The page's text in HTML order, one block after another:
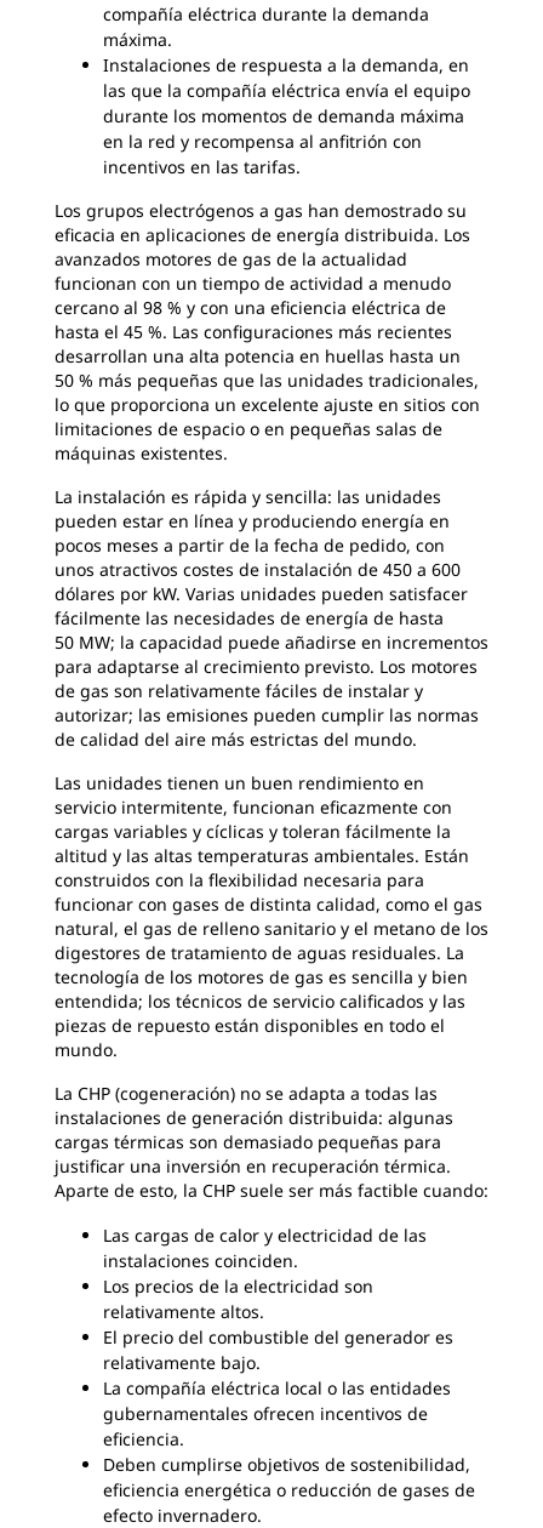
compañía eléctrica durante la demanda
máxima.
Instalaciones de respuesta a la demanda, en
las que la compañía eléctrica envía el equipo
durante los momentos de demanda máxima
en la red y recompensa al anfitrión con
incentivos en las tarifas.
Los grupos electrógenos a gas han demostrado su
eficacia en aplicaciones de energía distribuida. Los
avanzados motores de gas de la actualidad
funcionan con un tiempo de actividad a menudo
cercano al 98 % y con una eficiencia eléctrica de
hasta el 45 %. Las configuraciones más recientes
desarrollan una alta potencia en huellas hasta un
50 % más pequeñas que las unidades tradicionales,
lo que proporciona un excelente ajuste en sitios con
limitaciones de espacio o en pequeñas salas de
máquinas existentes.
La instalación es rápida y sencilla: las unidades
pueden estar en línea y produciendo energía en
pocos meses a partir de la fecha de pedido, con
unos atractivos costes de instalación de 450 a 600
dólares por kW. Varias unidades pueden satisfacer
fácilmente las necesidades de energía de hasta
50 MW; la capacidad puede añadirse en incrementos
para adaptarse al crecimiento previsto. Los motores
de gas son relativamente fáciles de instalar y
autorizar; las emisiones pueden cumplir las normas
de calidad del aire más estrictas del mundo.
Las unidades tienen un buen rendimiento en
servicio intermitente, funcionan eficazmente con
cargas variables y cíclicas y toleran fácilmente la
altitud y las altas temperaturas ambientales. Están
construidos con la flexibilidad necesaria para
funcionar con gases de distinta calidad, como el gas
natural, el gas de relleno sanitario y el metano de los
digestores de tratamiento de aguas residuales. La
tecnología de los motores de gas es sencilla y bien
entendida; los técnicos de servicio calificados y las
piezas de repuesto están disponibles en todo el
mundo.
La CHP (cogeneración) no se adapta a todas las
instalaciones de generación distribuida: algunas
cargas térmicas son demasiado pequeñas para
justificar una inversión en recuperación térmica.
Aparte de esto, la CHP suele ser más factible cuando:
Las cargas de calor y electricidad de las
instalaciones coinciden.
Los precios de la electricidad son
relativamente altos.
El precio del combustible del generador es
relativamente bajo.
La compañía eléctrica local o las entidades
gubernamentales ofrecen incentivos de
eficiencia.
Deben cumplirse objetivos de sostenibilidad,
eficiencia energética o reducción de gases de
efecto invernadero.